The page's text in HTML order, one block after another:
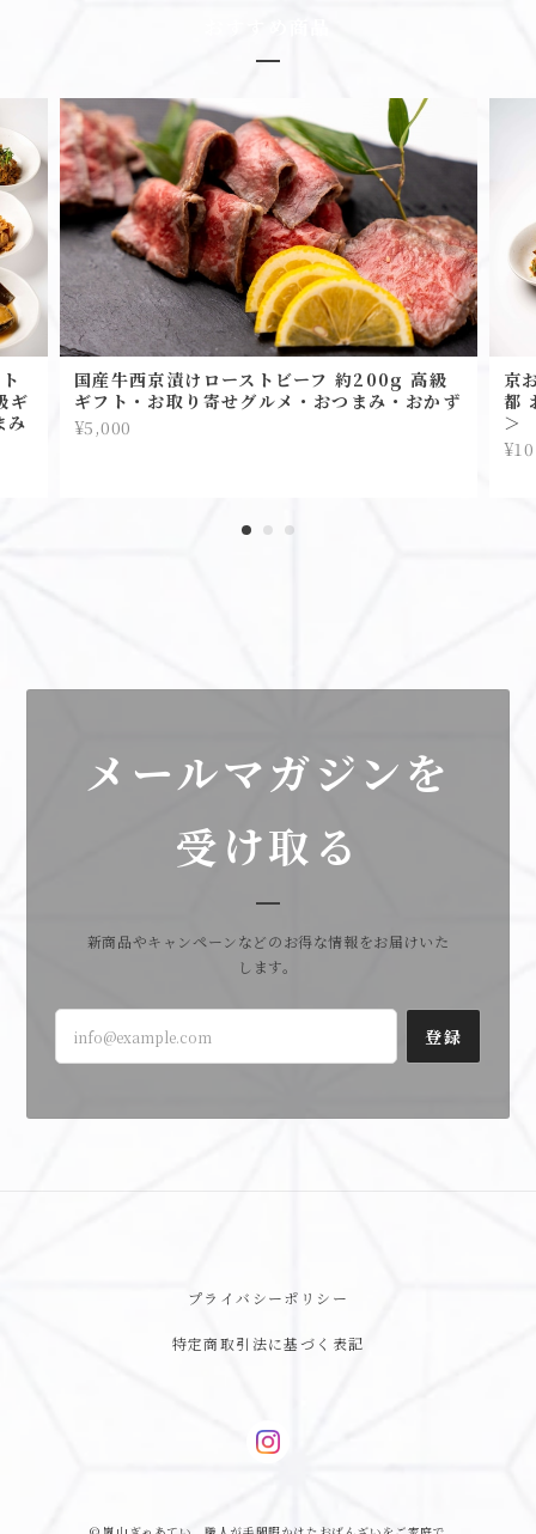
ギ
み
国産牛西京漬けローストビーフ 約200g 高級
ギフト・お取り寄せグルメ・おつまみ・おかず
¥5,000
京
都
＞
メールマガジンを
受け取る
新商品やキャンペーンなどのお得な情報をお届けいた
します。
登録
プライバシーポリシー
特定商取引法に基づく表記